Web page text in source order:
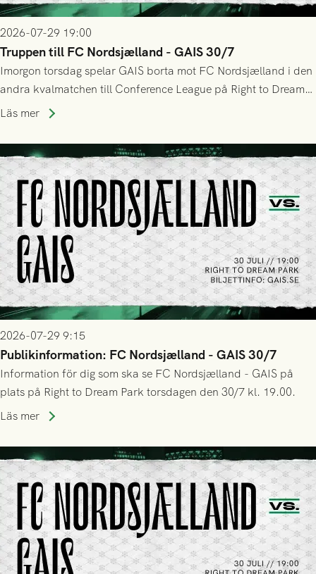
2026-07-29 19:00
Truppen till FC Nordsjælland - GAIS 30/7
Imorgon torsdag spelar GAIS borta mot FC Nordsjælland i den
andra kvalmatchen till Conference League på Right to Dream
Park! Fredrik Holmberg och ledarstaben har tagit ut följande
Läs mer
2026-07-29 9:15
Publikinformation: FC Nordsjælland - GAIS 30/7
Information för dig som ska se FC Nordsjælland - GAIS på
plats på Right to Dream Park torsdagen den 30/7 kl. 19.00.
Läs mer